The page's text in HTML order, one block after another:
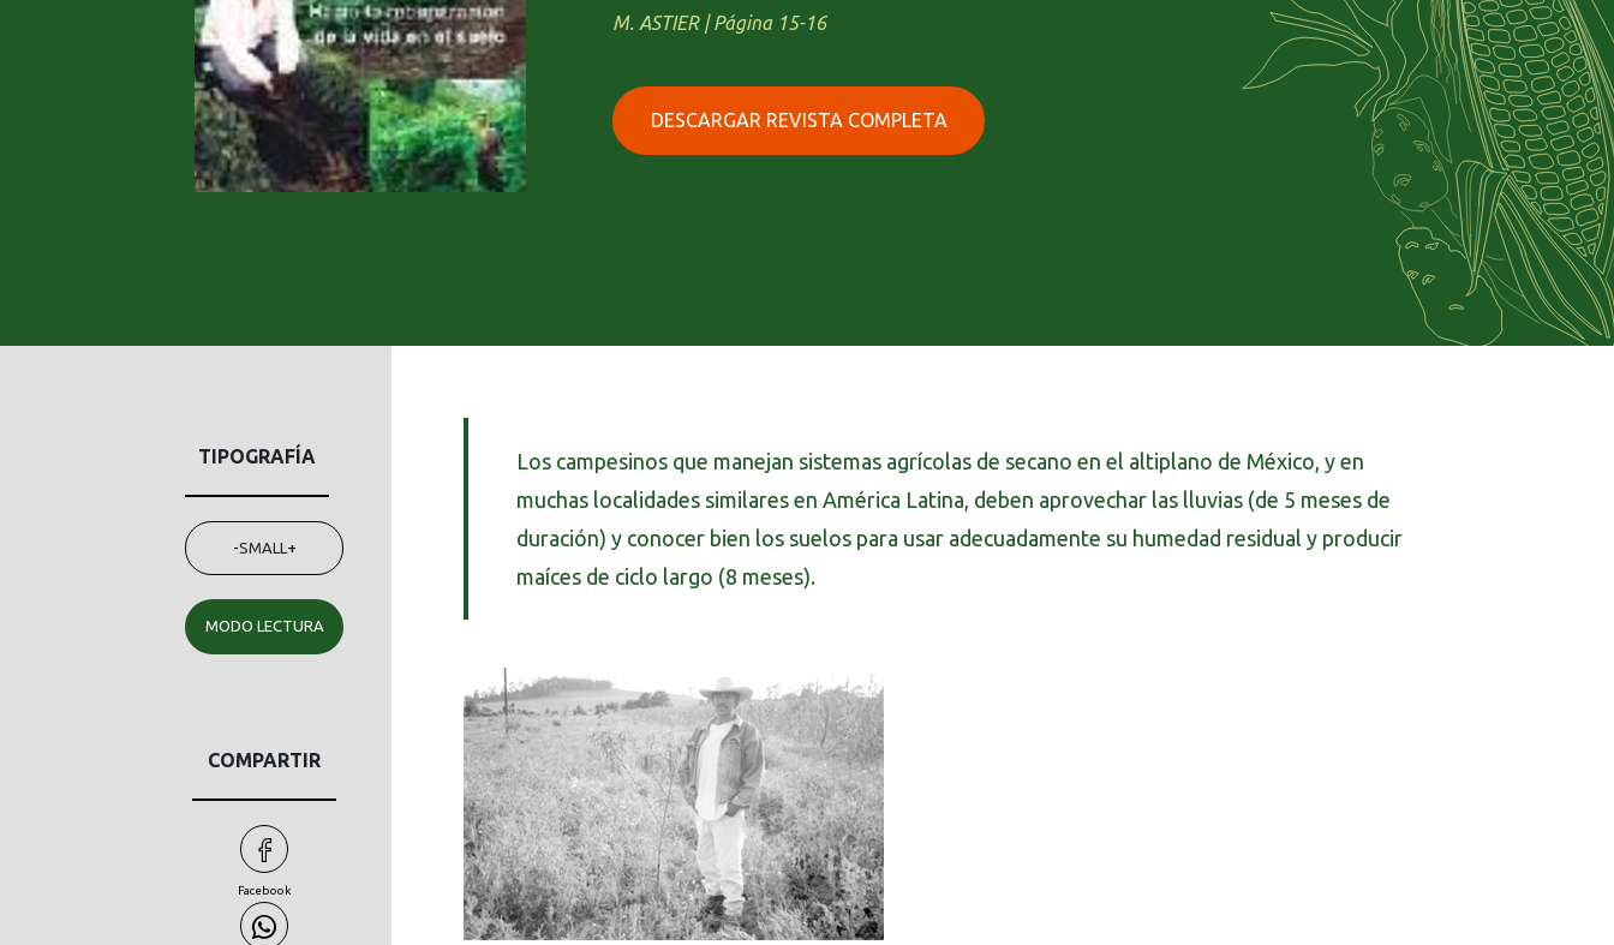
M. ASTIER | Página 15-16
DESCARGAR REVISTA COMPLETA
TIPOGRAFÍA
-SMALL +
MODO LECTURA
COMPARTIR
Facebook
Los campesinos que manejan sistemas agrícolas de secano en el altiplano de México, y en
muchas localidades similares en América Latina, deben aprovechar las lluvias (de 5 meses de
duración) y conocer bien los suelos para usar adecuadamente su humedad residual y producir
maíces de ciclo largo (8 meses).